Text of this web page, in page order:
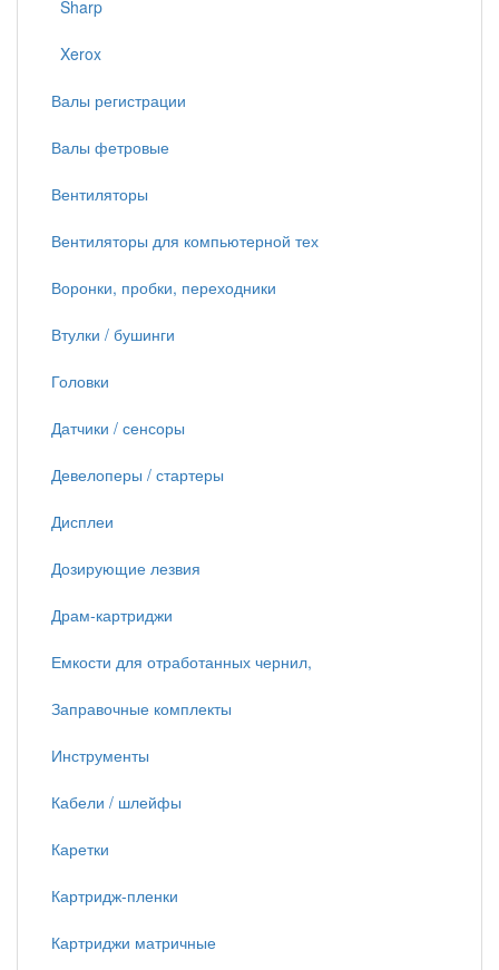
Sharp
Xerox
Валы регистрации
Валы фетровые
Вентиляторы
Вентиляторы для компьютерной тех
Воронки, пробки, переходники
Втулки / бушинги
Головки
Датчики / сенсоры
Девелоперы / стартеры
Дисплеи
Дозирующие лезвия
Драм-картриджи
Емкости для отработанных чернил,
Заправочные комплекты
Инструменты
Кабели / шлейфы
Каретки
Картридж-пленки
Картриджи матричные